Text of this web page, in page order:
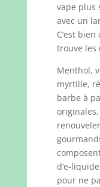
vape plus
avec un
C’est
trouve les
Menthol,
myrtille,
barbe à
d’e-
pour ne